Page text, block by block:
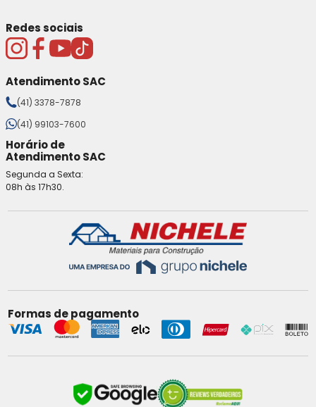
Redes sociais
Atendimento SAC
(41) 3378-7878
(41) 99103-7600
Horário de
Atendimento SAC
Segunda a Sexta:
08h às 17h30.
Formas de pagamento